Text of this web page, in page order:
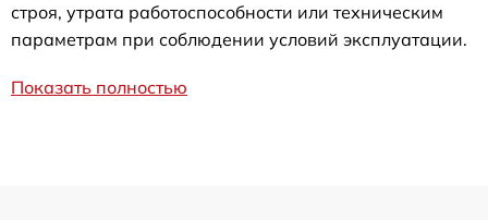
строя, утрата работоспособности или техническим
параметрам при соблюдении условий эксплуатации.
Показать полностью